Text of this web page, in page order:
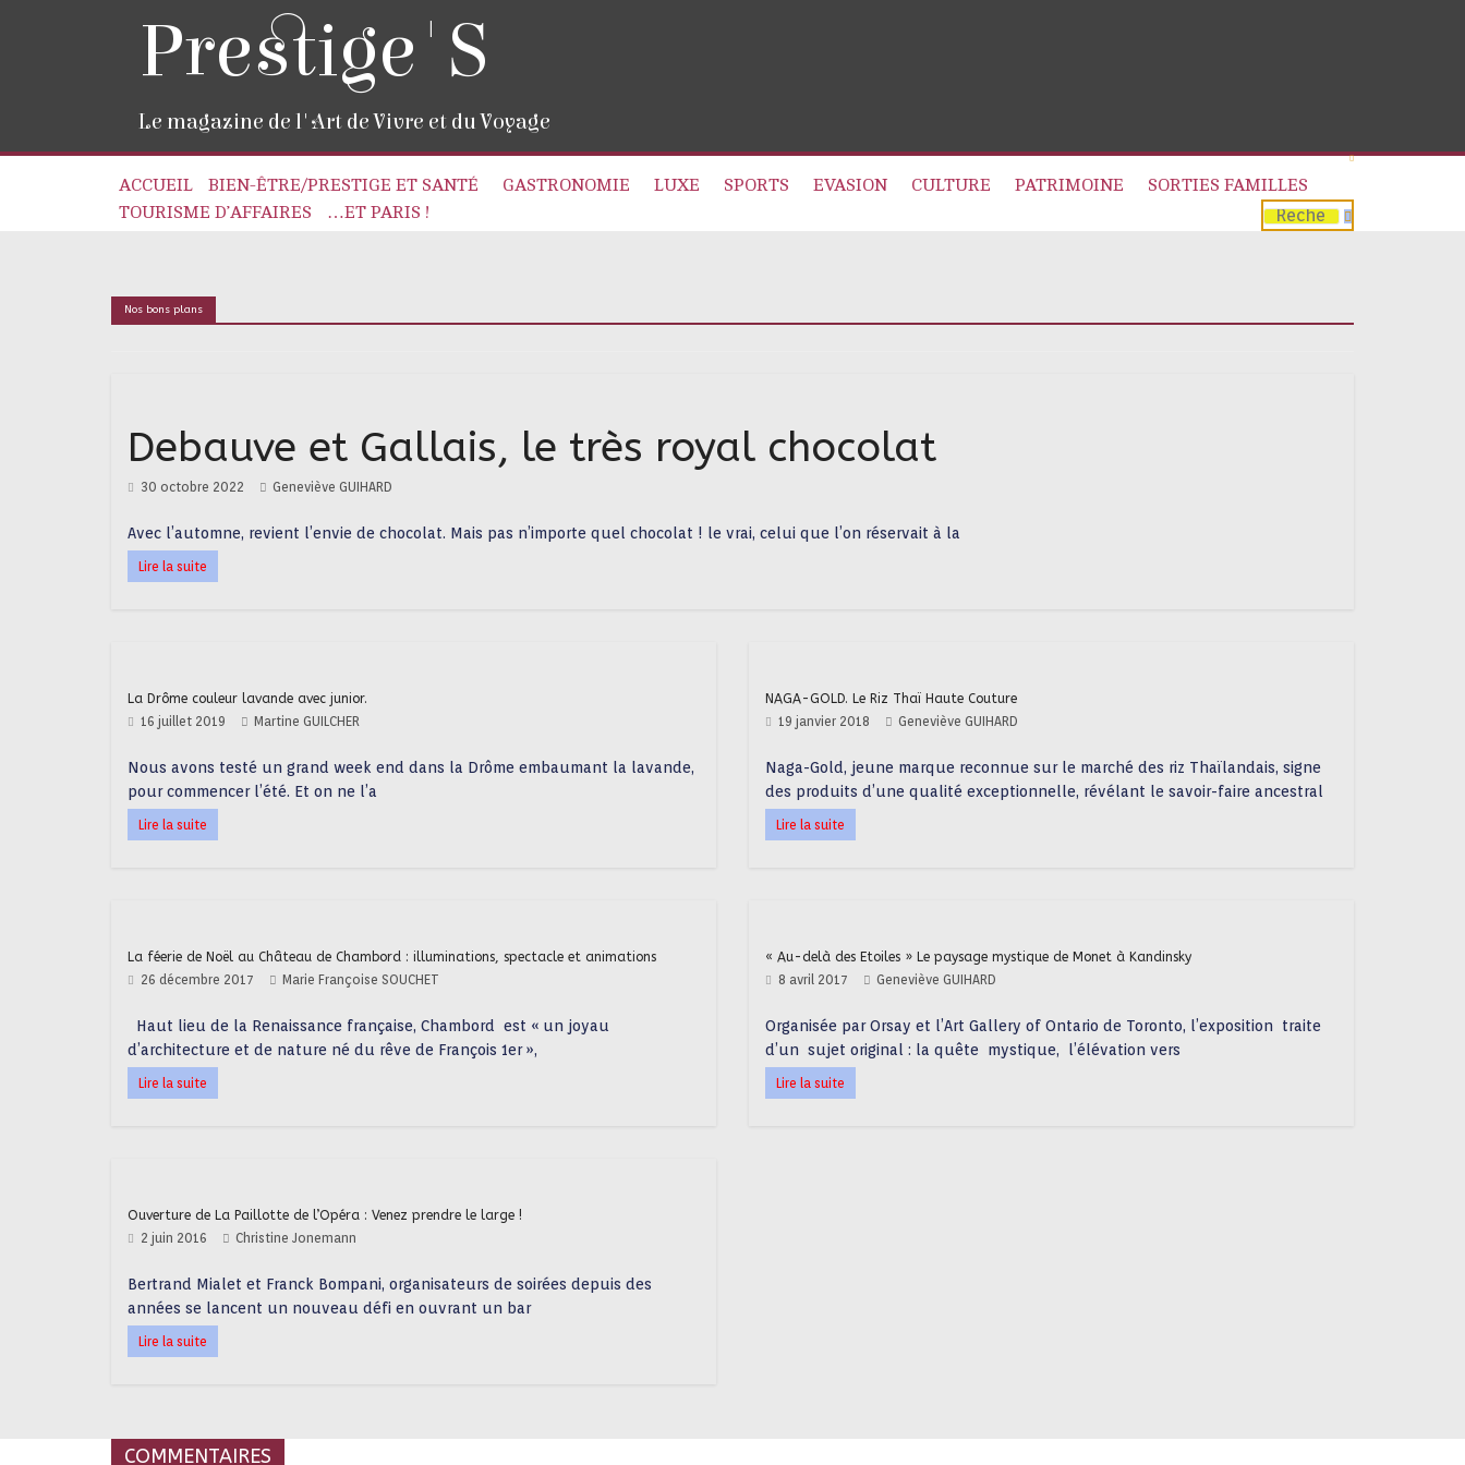
Prestige'S
Le magazine de l'Art de Vivre et du Voyage
ACCUEIL BIEN-ÊTRE/PRESTIGE ET SANTÉ GASTRONOMIE LUXE SPORTS EVASION CULTURE PATRIMOINE
SORTIES FAMILLES
TOURISME D’AFFAIRES
…ET PARIS !
Nos bons plans
Debauve et Gallais, le très royal chocolat
30 octobre 2022 Geneviève GUIHARD
Avec l’automne, revient l’envie de chocolat. Mais pas n’importe quel chocolat ! le vrai, celui que l’on réservait à la
Lire la suite
La Drôme couleur lavande avec junior.
16 juillet 2019 Martine GUILCHER
Nous avons testé un grand week end dans la Drôme embaumant la lavande,
pour commencer l’été. Et on ne l’a
Lire la suite
NAGA-GOLD. Le Riz Thaï Haute Couture
19 janvier 2018 Geneviève GUIHARD
Naga-Gold, jeune marque reconnue sur le marché des riz Thaïlandais, signe
des produits d’une qualité exceptionnelle, révélant le savoir-faire ancestral
Lire la suite
La féerie de Noël au Château de Chambord : illuminations, spectacle et animations
26 décembre 2017 Marie Françoise SOUCHET
Haut lieu de la Renaissance française, Chambord est « un joyau
d’architecture et de nature né du rêve de François 1er »,
Lire la suite
« Au-delà des Etoiles » Le paysage mystique de Monet à Kandinsky
8 avril 2017 Geneviève GUIHARD
Organisée par Orsay et l’Art Gallery of Ontario de Toronto, l’exposition traite
d’un sujet original : la quête mystique, l’élévation vers
Lire la suite
Ouverture de La Paillotte de l’Opéra : Venez prendre le large !
2 juin 2016 Christine Jonemann
Bertrand Mialet et Franck Bompani, organisateurs de soirées depuis des
années se lancent un nouveau défi en ouvrant un bar
Lire la suite
COMMENTAIRES